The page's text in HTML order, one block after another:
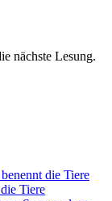
nächste Lesung.
die Tiere
Tiere